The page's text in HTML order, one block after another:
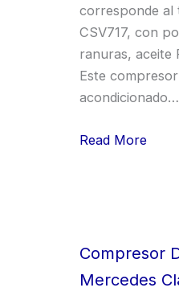
corresponde al
CSV717, con
ranuras, aceite
Este
acondicionado…
Read More
Compresor
Mercedes